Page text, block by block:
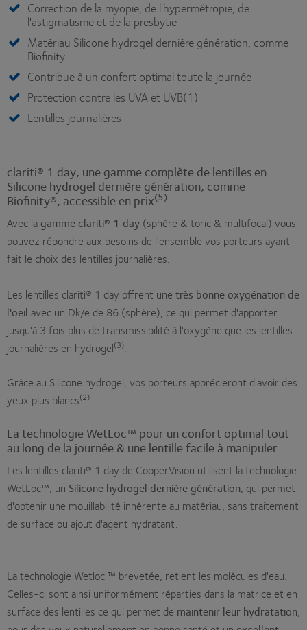
Correction de la myopie, de l'hypermétropie, de
l'astigmatisme et de la presbytie
Matériau Silicone hydrogel dernière génération, comme
Biofinity
Contribue à un confort optimal toute la journée
Protection contre les UVA et UVB(1)
Lentilles journalières
clariti® 1 day, une gamme complète de lentilles en
Silicone hydrogel dernière génération, comme
Biofinity®, accessible en prix(5)
Avec la gamme clariti® 1 day (sphère & toric & multifocal) vous
pouvez répondre aux besoins de l'ensemble vos porteurs ayant
fait le choix des lentilles journalières.
Les lentilles clariti® 1 day offrent une très bonne oxygénation de
l'oeil avec un Dk/e de 86 (sphère), ce qui permet d'apporter
jusqu'à 3 fois plus de transmissibilité à l'oxygène que les lentilles
journalières en hydrogel(3).
Grâce au Silicone hydrogel, vos porteurs apprécieront d'avoir des
yeux plus blancs(2).
La technologie WetLoc™ pour un confort optimal tout
au long de la journée & une lentille facile à manipuler
Les lentilles clariti® 1 day de CooperVision utilisent la technologie
WetLoc™, un Silicone hydrogel dernière génération, qui permet
d'obtenir une mouillabilité inhérente au matériau, sans traitement
de surface ou ajout d'agent hydratant.
La technologie Wetloc ™ brevetée, retient les molécules d'eau.
Celles-ci sont ainsi uniformément réparties dans la matrice et en
surface des lentilles ce qui permet de maintenir leur hydratation,